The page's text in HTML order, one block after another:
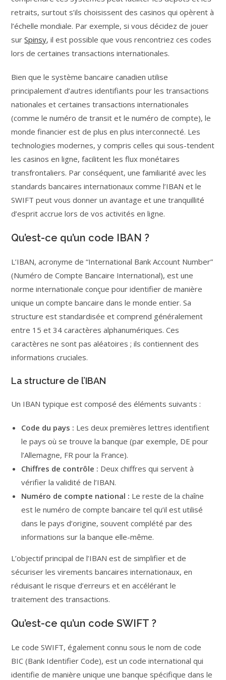
retraits, surtout s’ils choisissent des casinos qui opèrent à
l’échelle mondiale. Par exemple, si vous décidez de jouer
surSpinsy, il est possible que vous rencontriez ces codes
lors de certaines transactions internationales.
Bien que le système bancaire canadien utilise
principalement d’autres identifiants pour les transactions
nationales et certaines transactions internationales
(comme le numéro de transit et le numéro de compte), le
monde financier est de plus en plus interconnecté. Les
technologies modernes, y compris celles qui sous-tendent
les casinos en ligne, facilitent les flux monétaires
transfrontaliers. Par conséquent, une familiarité avec les
standards bancaires internationaux comme l’IBAN et le
SWIFT peut vous donner un avantage et une tranquillité
d’esprit accrue lors de vos activités en ligne.
Qu’est-ce qu’un code IBAN ?
L’IBAN, acronyme de “International Bank Account Number”
(Numéro de Compte Bancaire International), est une
norme internationale conçue pour identifier de manière
unique un compte bancaire dans le monde entier. Sa
structure est standardisée et comprend généralement
entre 15 et 34 caractères alphanumériques. Ces
caractères ne sont pas aléatoires ; ils contiennent des
informations cruciales.
La structure de l’IBAN
Un IBAN typique est composé des éléments suivants :
Code du pays : Les deux premières lettres identifient
le pays où se trouve la banque (par exemple, DE pour
l’Allemagne, FR pour la France).
Chiffres de contrôle : Deux chiffres qui servent à
vérifier la validité de l’IBAN.
Numéro de compte national : Le reste de la chaîne
est le numéro de compte bancaire tel qu’il est utilisé
dans le pays d’origine, souvent complété par des
informations sur la banque elle-même.
L’objectif principal de l’IBAN est de simplifier et de
sécuriser les virements bancaires internationaux, en
réduisant le risque d’erreurs et en accélérant le
traitement des transactions.
Qu’est-ce qu’un code SWIFT ?
Le code SWIFT, également connu sous le nom de code
BIC (Bank Identifier Code), est un code international qui
identifie de manière unique une banque spécifique dans le